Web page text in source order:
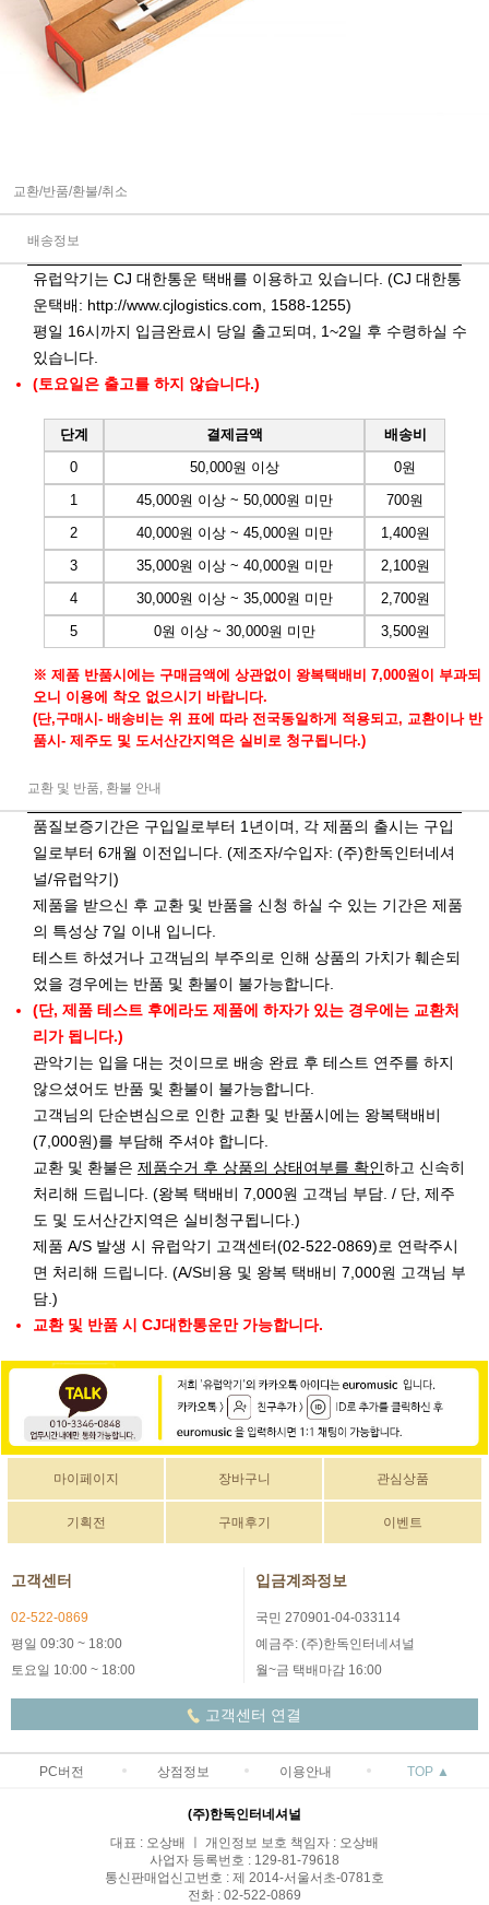
교환/반품/환불/취소
배송정보
유럽악기는 CJ 대한통운 택배를 이용하고 있습니다. (CJ 대한통
운택배: http://www.cjlogistics.com , 1588-1255)
평일 16시까지 입금완료시 당일 출고되며, 1~2일 후 수령하실 수
있습니다.
(토요일은 출고를 하지 않습니다.)
단계 결제금액
배송비
0
50,000원 이상
0원
1
45,000원 이상 ~ 50,000원 미만
700원
2
40,000원 이상 ~ 45,000원 미만
1,400원
3
35,000원 이상 ~ 40,000원 미만
2,100원
4
30,000원 이상 ~ 35,000원 미만
2,700원
5
0원 이상 ~ 30,000원 미만 3,500원
※ 제품 반품시에는 구매금액에 상관없이 왕복택배비 7,000원이 부과되
오니 이용에 착오 없으시기 바랍니다.
(단,구매시- 배송비는 위 표에 따라 전국동일하게 적용되고, 교환이나 반
품시- 제주도 및 도서산간지역은 실비로 청구됩니다.)
교환 및 반품, 환불 안내
품질보증기간은 구입일로부터 1년이며, 각 제품의 출시는 구입
일로부터 6개월 이전입니다. (제조자/수입자: (주)한독인터네셔
널/유럽악기)
제품을 받으신 후 교환 및 반품을 신청 하실 수 있는 기간은 제품
의 특성상 7일 이내 입니다.
테스트 하셨거나 고객님의 부주의로 인해 상품의 가치가 훼손되
었을 경우에는 반품 및 환불이 불가능합니다.
(단, 제품 테스트 후에라도 제품에 하자가 있는 경우에는 교환처
리가 됩니다.)
관악기는 입을 대는 것이므로 배송 완료 후 테스트 연주를 하지
않으셨어도 반품 및 환불이 불가능합니다.
고객님의 단순변심으로 인한 교환 및 반품시에는 왕복택배비
(7,000원)를 부담해 주셔야 합니다.
교환 및 환불은 제품수거 후 상품의 상태여부를 확인하고 신속히
처리해 드립니다. (왕복 택배비 7,000원 고객님 부담. / 단, 제주
도 및 도서산간지역은 실비청구됩니다.)
제품 A/S 발생 시 유럽악기 고객센터(02-522-0869)로 연락주시
면 처리해 드립니다. (A/S비용 및 왕복 택배비 7,000원 고객님 부
담.)
교환 및 반품 시 CJ대한통운만 가능합니다.
마이페이지 장바구니 관심상품
기획전 구매후기 이벤트
고객센터
02-522-0869
평일 09:30 ~ 18:00
토요일 10:00 ~ 18:00
입금계좌정보
국민 270901-04-033114
예금주: (주)한독인터네셔널
월~금 택배마감 16:00
고객센터 연결
PC버전 상점정보 이용안내 TOP ▲
(주)한독인터네셔널
대표 : 오상배 ㅣ 개인정보 보호 책임자 : 오상배
사업자 등록번호 : 129-81-79618
통신판매업신고번호 : 제 2014-서울서초-0781호
전화 : 02-522-0869